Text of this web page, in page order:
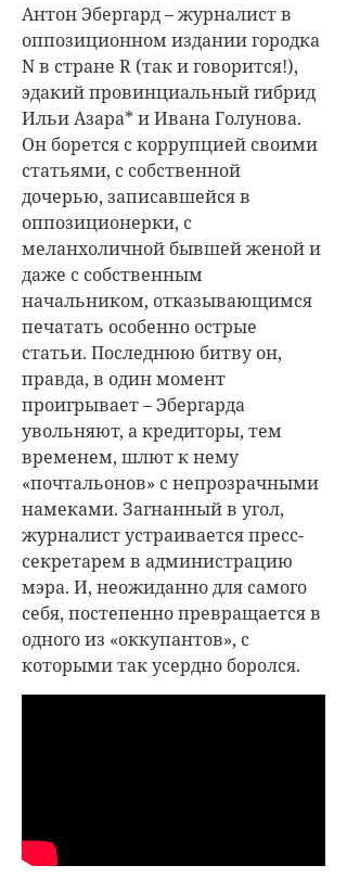
Антон Эбергард – журналист в
оппозиционном издании городка
N в стране R (так и говорится!),
эдакий провинциальный гибрид
Ильи Азара* и Ивана Голунова.
Он борется с коррупцией своими
статьями, с собственной
дочерью, записавшейся в
оппозиционерки, с
меланхоличной бывшей женой и
даже с собственным
начальником, отказывающимся
печатать особенно острые
статьи. Последнюю битву он,
правда, в один момент
проигрывает – Эбергарда
увольняют, а кредиторы, тем
временем, шлют к нему
«почтальонов» с непрозрачными
намеками. Загнанный в угол,
журналист устраивается пресс-
секретарем в администрацию
мэра. И, неожиданно для самого
себя, постепенно превращается в
одного из «оккупантов», с
которыми так усердно боролся.